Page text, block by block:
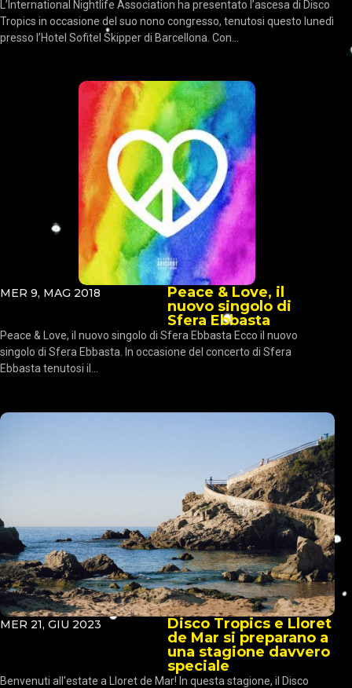
L’International Nightlife Association ha presentato l’ascesa di Disco
Tropics in occasione del suo nono congresso, tenutosi questo lunedì
presso l’Hotel Sofitel Skipper di Barcellona. Con...
MER 9, MAG 2018
Peace & Love, il
nuovo singolo di
Sfera Ebbasta
Peace & Love, il nuovo singolo di Sfera Ebbasta Ecco il nuovo
singolo di Sfera Ebbasta. In occasione del concerto di Sfera
Ebbasta tenutosi il...
MER 21, GIU 2023
Disco Tropics e Lloret
de Mar si preparano a
una stagione davvero
speciale
Benvenuti all'estate a Lloret de Mar! In questa stagione, il Disco